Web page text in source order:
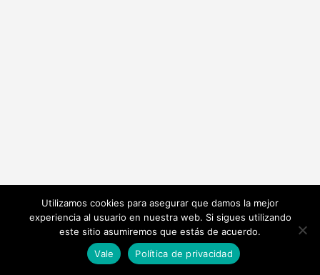
Utilizamos cookies para asegurar que damos la mejor
experiencia al usuario en nuestra web. Si sigues utilizando
este sitio asumiremos que estás de acuerdo.
Vale
Política de privacidad